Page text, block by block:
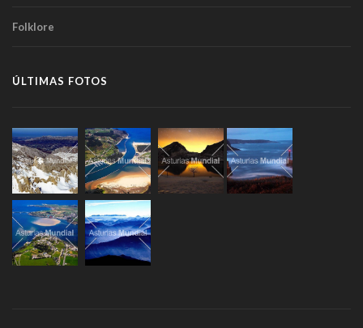
Folklore
ÚLTIMAS FOTOS